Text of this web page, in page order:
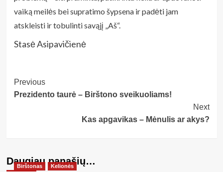
vaiką meilės bei supratimo šypsena ir padėti jam
atskleisti ir tobulinti savąjį „Aš“.
Stasė Asipavičienė
Post
Navigation
Previous
Prezidento taurė – Birštono sveikuoliams!
Next
Kas apgavikas – Mėnulis ar akys?
Daugiau panašių…
Birštonas Kelionės